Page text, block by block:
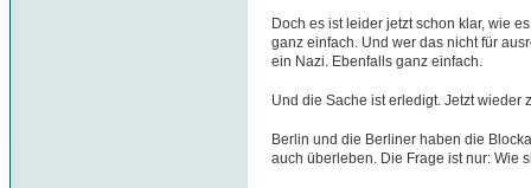
Doch es ist leider jetzt schon klar, wie
ganz einfach. Und wer das nicht für
ein Nazi. Ebenfalls ganz einfach.
Und die Sache ist erledigt. Jetzt wieder
Berlin und die Berliner haben die
auch überleben. Die Frage ist nur: Wie